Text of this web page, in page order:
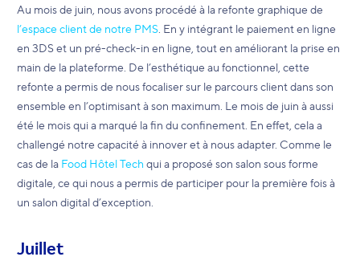
Au mois de juin, nous avons procédé à la refonte graphique de
l’espace client de notre PMS . En y intégrant le paiement en ligne
en 3DS et un pré-check-in en ligne, tout en améliorant la prise en
main de la plateforme. De l’esthétique au fonctionnel, cette
refonte a permis de nous focaliser sur le parcours client dans son
ensemble en l’optimisant à son maximum. Le mois de juin à aussi
été le mois qui a marqué la fin du confinement. En effet, cela a
challengé notre capacité à innover et à nous adapter. Comme le
cas de la Food Hôtel Tech qui a proposé son salon sous forme
digitale, ce qui nous a permis de participer pour la première fois à
un salon digital d’exception.
Juillet